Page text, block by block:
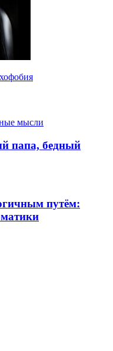
папа, бедный
путём: